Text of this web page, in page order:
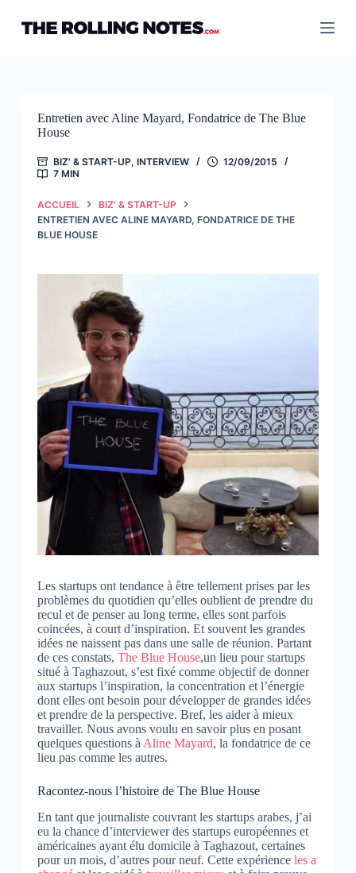
contenu
Entretien avec Aline Mayard, Fondatrice de The Blue
House
BIZ' & START-UP, INTERVIEW
12/09/2015
7 MIN
ACCUEIL
BIZ' & START-UP
ENTRETIEN AVEC ALINE MAYARD, FONDATRICE DE THE
BLUE HOUSE
Les startups ont tendance à être tellement prises par les
problèmes du quotidien qu’elles oublient de prendre du
recul et de penser au long terme, elles sont parfois
coincées, à court d’inspiration. Et souvent les grandes
idées ne naissent pas dans une salle de réunion. Partant
de ces constats, The Blue House,un lieu pour startups
situé à Taghazout, s’est fixé comme objectif de donner
aux startups l’inspiration, la concentration et l’énergie
dont elles ont besoin pour développer de grandes idées
et prendre de la perspective. Bref, les aiderà mieux
travailler. Nous avons voulu en savoir plus en posant
quelques questions à Aline Mayard, la fondatrice de ce
lieu pas comme les autres.
Racontez-nous l’histoire de The Blue House
En tant que journaliste couvrant les startups arabes, j’ai
eu la chance d’interviewer des startups européennes et
américaines ayant élu domicile à Taghazout, certaines
pour un mois, d’autres pour neuf. Cette expérienceles a